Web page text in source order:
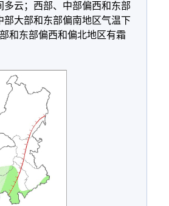
云；西部、中部偏西和东部
部大部和东部偏南地区气温下
和东部偏西和偏北地区有霜